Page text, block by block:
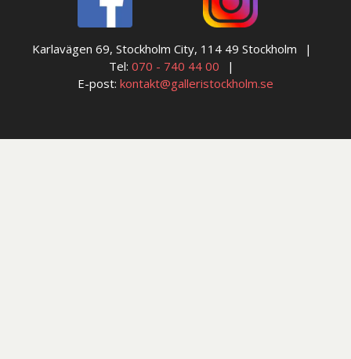
Karlavägen 69, Stockholm City, 114 49 Stockholm
Tel: 070 - 740 44 00
E-post: kontakt@galleristockholm.se